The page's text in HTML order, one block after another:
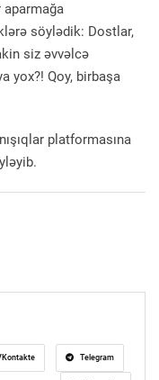
aparmağa
söylədik: Dostlar,
siz əvvəlcə
yox?! Qoy, birbaşa
platformasına
Telegram